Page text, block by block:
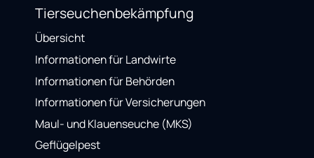
Tierseuchenbekämpfung
Übersicht
Informationen für Landwirte
Informationen für Behörden
Informationen für Versicherungen
Maul- und Klauenseuche (MKS)
Geflügelpest